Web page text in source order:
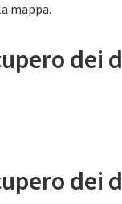
mappa.
dei
dei